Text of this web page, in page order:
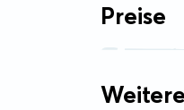
Preise